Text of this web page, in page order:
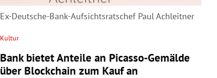
Ex-Deutsche-Bank-Aufsichtsratschef Paul Achleitner
Kultur
Bank bietet Anteile an Picasso-Gemälde
über Blockchain zum Kauf an